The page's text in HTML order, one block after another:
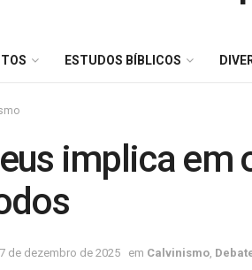
ESTUDOS BÍBLICOS
implica em
de dezembro de 2025 em Calvinismo